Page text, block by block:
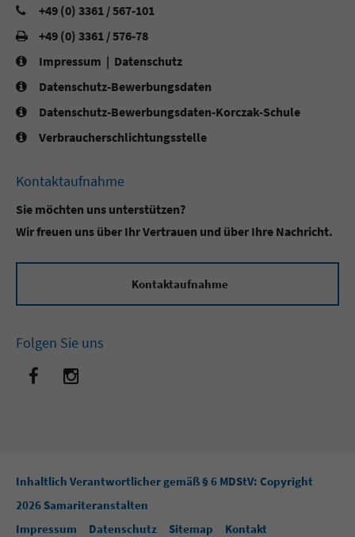
+49 (0) 3361 / 567-101
+49 (0) 3361 / 576-78
Impressum | Datenschutz
Datenschutz-Bewerbungsdaten
Datenschutz-Bewerbungsdaten-Korczak-Schule
Verbraucherschlichtungsstelle
Kontaktaufnahme
Sie möchten uns unterstützen?
Wir freuen uns über Ihr Vertrauen und über Ihre Nachricht.
Kontaktaufnahme
Folgen Sie uns
Inhaltlich Verantwortlicher gemäß § 6 MDStV: Copyright
2026 Samariteranstalten
Impressum
Datenschutz Sitemap Kontakt